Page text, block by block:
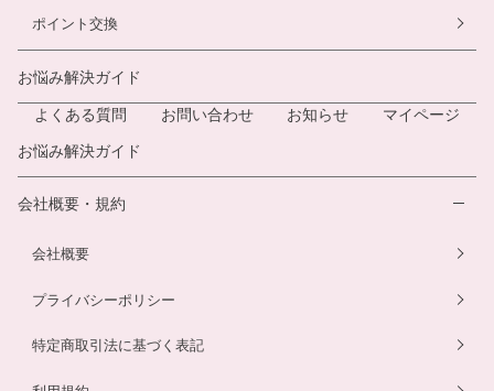
ポイント交換
お悩み解決ガイド
よくある質問
お問い合わせ お知らせ
マイページ
お悩み解決ガイド
会社概要・規約
会社概要
プライバシーポリシー
特定商取引法に基づく表記